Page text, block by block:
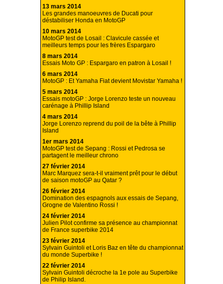
13 mars 2014
Les grandes manoeuvres de Ducati pour
déstabiliser Honda en MotoGP
10 mars 2014
MotoGP test de Losail : Clavicule cassée et
meilleurs temps pour les frères Espargaro
8 mars 2014
Essais Moto GP : Espargaro en patron à Losail !
6 mars 2014
MotoGP : Et Yamaha Fiat devient Movistar Yamaha !
5 mars 2014
Essais motoGP : Jorge Lorenzo teste un nouveau
carénage à Phillip Island
4 mars 2014
Jorge Lorenzo reprend du poil de la bête à Phillip
Island
1er mars 2014
MotoGP test de Sepang : Rossi et Pedrosa se
partagent le meilleur chrono
27 février 2014
Marc Marquez sera-t-il vraiment prêt pour le début
de saison motoGP au Qatar ?
26 février 2014
Domination des espagnols aux essais de Sepang,
Grogne de Valentino Rossi !
24 février 2014
Julien Pilot confirme sa présence au championnat
de France superbike 2014
23 février 2014
Sylvain Guintoli et Loris Baz en tête du championnat
du monde Superbike !
22 février 2014
Sylvain Guintoli décroche la 1e pole au Superbike
de Philip Island.